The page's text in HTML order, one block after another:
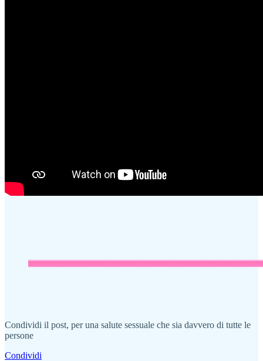
Condividi il post, per una salute sessuale che sia davvero di tutte le
persone
Condividi